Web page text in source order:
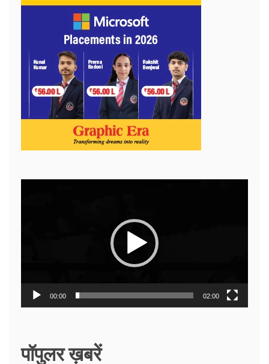
00:00 02:00
पॉपुलर ख़बरें